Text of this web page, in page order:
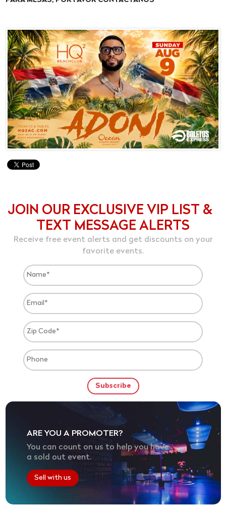
JOIN OUR EXCLUSIVE VIP LIST &
TEXT MESSAGE ALERTS
Receive free event alerts and get discounts on your
favorite events.
ARE YOU A PROMOTER?
You can count on us to help you have
a sold out event.
Sell with us